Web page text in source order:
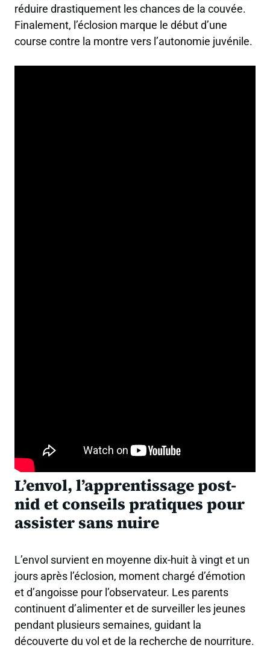
réduire drastiquement les chances de la couvée.
Finalement, l’éclosion marque le début d’une
course contre la montre vers l’autonomie juvénile.
L’envol, l’apprentissage post-
nid et conseils pratiques pour
assister sans nuire
L’envol survient en moyenne dix-huit à vingt et un
jours après l’éclosion, moment chargé d’émotion
et d’angoisse pour l’observateur. Les parents
continuent d’alimenter et de surveiller les jeunes
pendant plusieurs semaines, guidant la
découverte du vol et de la recherche de nourriture.